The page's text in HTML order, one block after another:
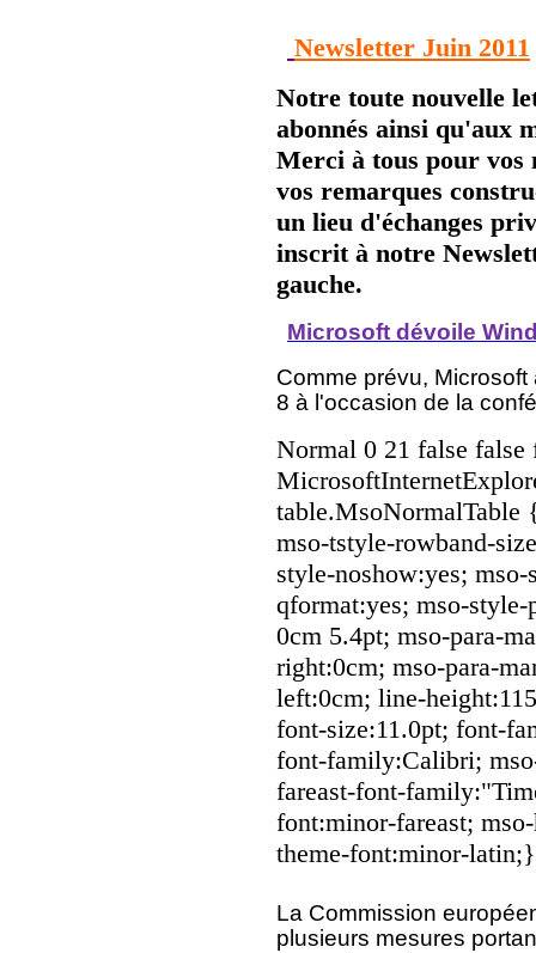
Newsletter Juin 2011
Notre toute nouvelle
abonnés ainsi qu'aux
Merci à tous pour vos
vos remarques
un lieu d'échanges
inscrit à notre
gauche.
Microsoft dévoile
Comme prévu,
8 à l'occasion de la
Normal 0 21 false
table.MsoNormalTable
mso-tstyle-rowband-
style-noshow:yes;
qformat:yes; mso-
0cm 5.4pt; mso-para-
right:0cm; mso-para-
left:0cm; line-
font-size:11.0pt; font-
font-family:Calibri;
fareast-font-
font:minor-fareast;
theme-font:minor-
La Commission
plusieurs mesures